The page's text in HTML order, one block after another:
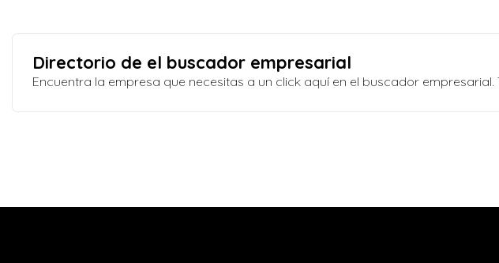
Directorio de el buscador empresarial
Encuentra la empresa que necesitas a un click aquí en el buscador